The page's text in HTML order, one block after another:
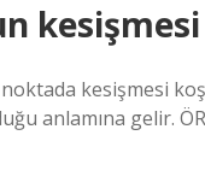
kesişmesi
anlamına gelir.